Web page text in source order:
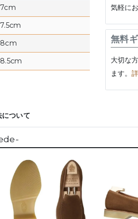
気軽に
無料
大切な
ます。
ついて